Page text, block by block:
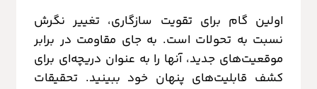
اولین گام برای تقویت سازگاری، تغییر نگرش
نسبت به تحولات است. به جای مقاومت در برابر
موقعیت‌های جدید، آنها را به عنوان دریچه‌ای برای
کشف قابلیت‌های پنهان خود ببینید. تحقیقات